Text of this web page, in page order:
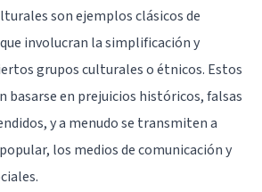
son ejemplos clásicos de
involucran la simplificación y
grupos culturales o étnicos. Estos
basarse en prejuicios históricos, falsas
y a menudo se transmiten a
los medios de comunicación y